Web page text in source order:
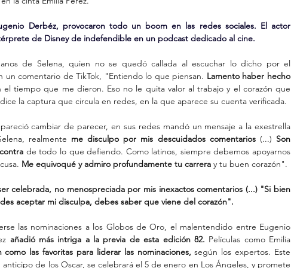
Derbéz, provocaron todo un boom en las redes sociales. El actor
de Disney de indefendible en un podcast dedicado al cine.
de Selena, quien no se quedó callada al escuchar lo dicho por el
un comentario de TikTok, "Entiendo lo que piensan. Lamento haber hecho
tiempo que me dieron. Eso no le quita valor al trabajo y el corazón que
la captura que circula en redes, en la que aparece su cuenta verificada.
cambiar de parecer, en sus redes mandó un mensaje a la exestrella
realmente me disculpo por mis descuidados comentarios (...) Son
de todo lo que defiendo. Como latinos, siempre debemos apoyarnos
Me equivoqué y admiro profundamente tu carrera y tu buen corazón".
celebrada, no menospreciada por mis inexactos comentarios (...) "Si bien
aceptar mi disculpa, debes saber que viene del corazón".
las nominaciones a los Globos de Oro, el malentendido entre Eugenio
añadió más intriga a la previa de esta edición 82. Películas como Emilia
como las favoritas para liderar las nominaciones, según los expertos. Este
de los Oscar, se celebrará el 5 de enero en Los Ángeles, y promete